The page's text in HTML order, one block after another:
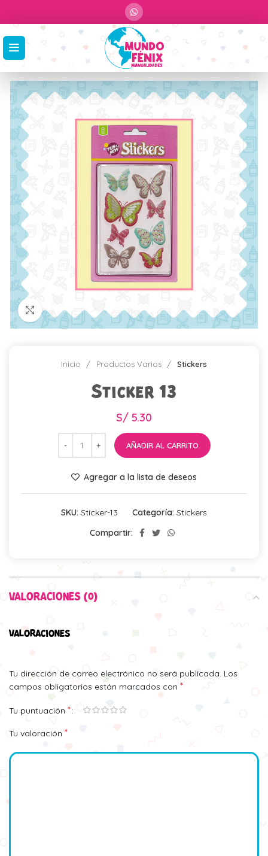
Click para agrandar
Inicio Productos Varios Stickers
Sticker 13
S/ 5.30
AÑADIR AL CARRITO
Agregar a la lista de deseos
SKU: Sticker-13 Categoría: Stickers
Compartir:
VALORACIONES (0)
VALORACIONES
Tu dirección de correo electrónico no será publicada. Los
campos obligatorios están marcados con *
Tu puntuación *
Tu valoración *